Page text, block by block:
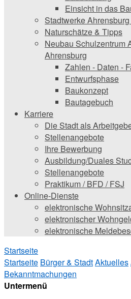
Einsicht in das
Stadtwerke
Naturschätze & Tipps
Neubau Schulzentrum
Ahrensburg
Zahlen - Daten -
Entwurfsphase
Baukonzept
Bautagebuch
Karriere
Die Stadt als
Stellenangebote
Ihre Bewerbung
Ausbildung/Duales
Stellenangebote
Praktikum / BFD / FSJ
Online-Dienste
elektronische
elektronischer
elektronische
Startseite
Startseite Bürger & StadtAktuelles
Bekanntmachungen
Untermenü